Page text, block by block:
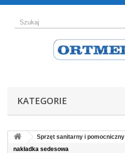
KATEGORIE
Sprzęt sanitarny i pomocniczny
nakładka sedesowa